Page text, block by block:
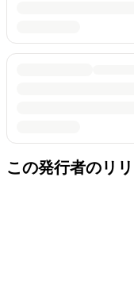
この発行者のリ